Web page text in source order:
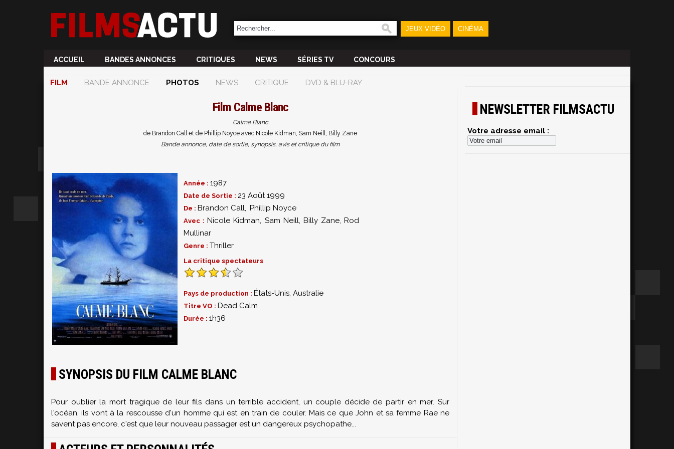
JEUX VIDÉO CINÉMA
ACCUEIL BANDES ANNONCES CRITIQUES NEWS SÉRIES TV CONCOURS
FILM BANDE ANNONCE PHOTOS NEWS CRITIQUE DVD & BLU-RAY
Film Calme Blanc
Calme Blanc
de Brandon Call et de Phillip Noyce avec Nicole Kidman, Sam Neill, Billy Zane
Bande annonce, date de sortie, synopsis, avis et critique du film
Année : 1987
Date de Sortie : 23 Août 1999
De : Brandon Call, Phillip Noyce
Avec : Nicole Kidman, Sam Neill, Billy Zane, Rod
Mullinar
Genre : Thriller
La critique spectateurs
Pays de production : États-Unis, Australie
Titre VO : Dead Calm
Durée : 1h36
SYNOPSIS DU FILM CALME BLANC
Pour oublier la mort tragique de leur fils dans un terrible accident, un couple décide de partir en mer. Sur
l'océan, ils vont à la rescousse d'un homme qui est en train de couler. Mais ce que John et sa femme Rae ne
savent pas encore, c'est que leur nouveau passager est un dangereux psychopathe...
NEWSLETTER FILMSACTU
Votre adresse email :